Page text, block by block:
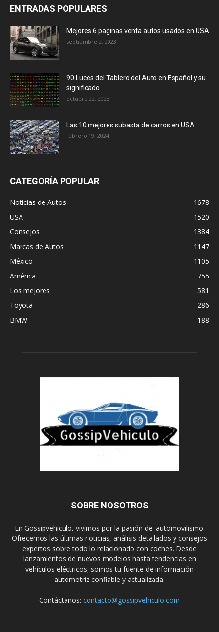
ENTRADAS POPULARES
Mejores 6 paginas venta autos usados en USA
septiembre 2, 2023
90 Luces del Tablero del Auto en Español y su
significado
octubre 22, 2023
Las 10 mejores subasta de carros en USA
febrero 19, 2024
CATEGORÍA POPULAR
Noticias de Autos
1678
USA
1520
Consejos
1384
Marcas de Autos
1147
México
1105
América
755
Los mejores
581
Toyota
286
BMW
188
SOBRE NOSOTROS
En Gossipvehiculo, vivimos por la pasión del automovilismo.
Ofrecemos las últimas noticias, análisis detallados y consejos
expertos sobre todo lo relacionado con coches. Desde
lanzamientos de nuevos modelos hasta tendencias en
vehículos eléctricos, somos tu fuente de información
automotriz confiable y actualizada.
Contáctanos: contacto@gossipvehiculo.com